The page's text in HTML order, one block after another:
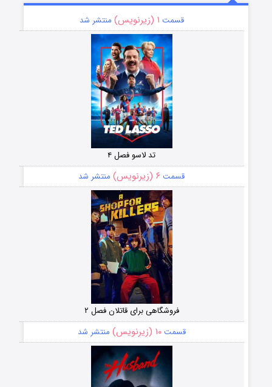
قسمت ۱ (زیرنویس) منتشر شد
تد لاسو فصل ۴
قسمت ۶ (زیرنویس) منتشر شد
فروشگاهی برای قاتلان فصل ۲
قسمت۱۰ (زیرنویس) منتشر شد